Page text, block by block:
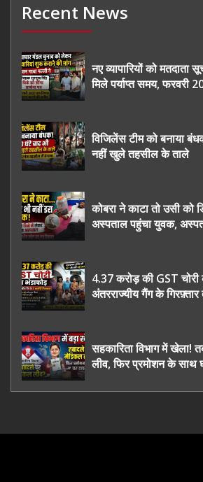
Recent News
नए व्यापारियों को मतदाता
मिले पर्याप्त समय, फरवरी
विजिलेंस टीम को बनाया
नहीं खुले तहसील के ताले
कोबरा ने काटा तो उसी को
अस्पताल पहुंचा युवक,
4.37 करोड़ की GST
अंतरराज्यीय गैंग के गिरफ़्तार
सहकारिता विभाग में खेला!
लीव, फिर प्रमोशन के साथ